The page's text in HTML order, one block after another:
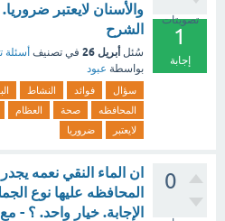
تصويتات
1
إجابة
والأسنان لايعتبر
الشرح
سُئل أبريل 26 في تصنيف أسئلة
بواسطة عبود
سؤال فوائد النشاط
المحافظه
صحة العظام
لايعتبر
ضروريا
0
ان الماء النقي نعمه يجدر
المحافظه عليها نوع
الإجابة. خيار واحد. ؟ -